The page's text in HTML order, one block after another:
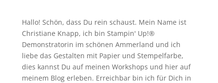
Hallo! Schön, dass Du rein schaust. Mein Name ist
Christiane Knapp, ich bin Stampin' Up!®
Demonstratorin im schönen Ammerland und ich
liebe das Gestalten mit Papier und Stempelfarbe,
dies kannst Du auf meinen Workshops und hier auf
meinem Blog erleben. Erreichbar bin ich für Dich in